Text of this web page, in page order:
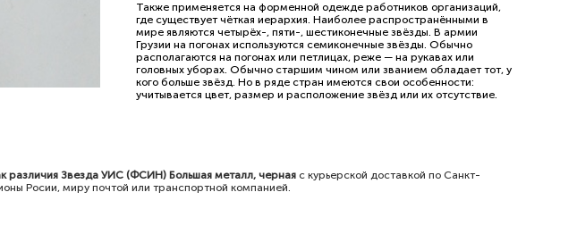
Также применяется на форменной одежде работников организаций,
где существует чёткая иерархия. Наиболее распространёнными в
мире являются четырёх-, пяти-, шестиконечные звёзды. В армии
Грузии на погонах используются семиконечные звёзды. Обычно
располагаются на погонах или петлицах, реже — на рукавах или
головных уборах. Обычно старшим чином или званием обладает тот, у
кого больше звёзд. Но в ряде стран имеются свои особенности:
учитывается цвет, размер и расположение звёзд или их отсутствие.
различия Звезда УИС (ФСИН) Большая металл, черная с курьерской доставкой по Санкт-
Росии, миру почтой или транспортной компанией.